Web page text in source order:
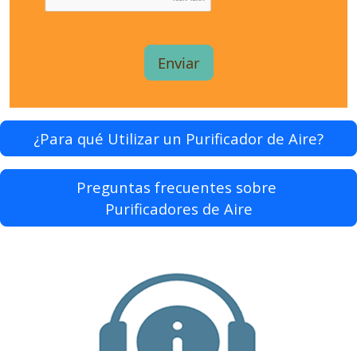
¿Para qué Utilizar un Purificador de Aire?
Preguntas frecuentes sobre
Purificadores de Aire